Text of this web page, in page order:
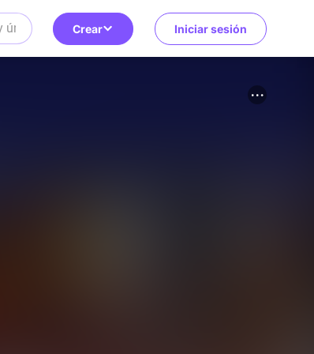
Crear Iniciar sesión